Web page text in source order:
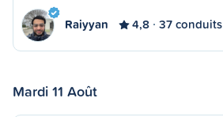
Raiyyan 4,8 37 conduits
Mardi 11 Août